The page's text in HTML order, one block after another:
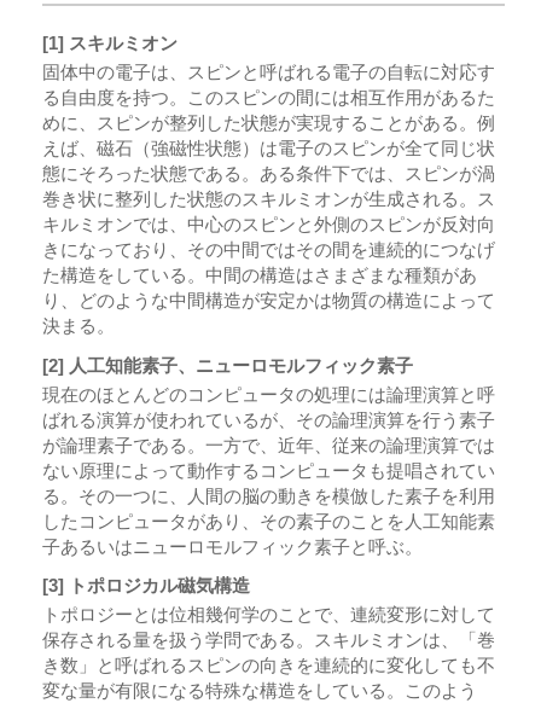
[1] スキルミオン
固体中の電子は、スピンと呼ばれる電子の自転に対応す
る自由度を持つ。このスピンの間には相互作用があるた
めに、スピンが整列した状態が実現することがある。例
えば、磁石（強磁性状態）は電子のスピンが全て同じ状
態にそろった状態である。ある条件下では、スピンが渦
巻き状に整列した状態のスキルミオンが生成される。ス
キルミオンでは、中心のスピンと外側のスピンが反対向
きになっており、その中間ではその間を連続的につなげ
た構造をしている。中間の構造はさまざまな種類があ
り、どのような中間構造が安定かは物質の構造によって
決まる。
[2] 人工知能素子、ニューロモルフィック素子
現在のほとんどのコンピュータの処理には論理演算と呼
ばれる演算が使われているが、その論理演算を行う素子
が論理素子である。一方で、近年、従来の論理演算では
ない原理によって動作するコンピュータも提唱されてい
る。その一つに、人間の脳の動きを模倣した素子を利用
したコンピュータがあり、その素子のことを人工知能素
子あるいはニューロモルフィック素子と呼ぶ。
[3] トポロジカル磁気構造
トポロジーとは位相幾何学のことで、連続変形に対して
保存される量を扱う学問である。スキルミオンは、「巻
き数」と呼ばれるスピンの向きを連続的に変化しても不
変な量が有限になる特殊な構造をしている。このよう